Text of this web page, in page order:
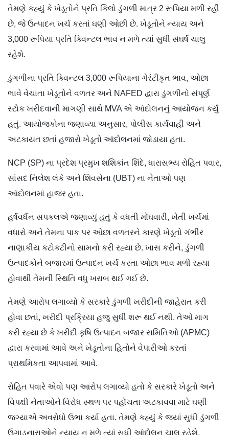
તેમણે કહ્યું કે ખેડૂતોને પ્રતિ કિલો ડુંગળી માત્ર 2 રૂપિયા મળી રહી
છે, જે ઉત્પાદન ખર્ચ કરતાં ઘણી ઓછી છે. ખેડૂતોને ન્યાય અને
3,000 રૂપિયા પ્રતિ ક્વિન્ટલ ભાવ ન મળે ત્યાં સુધી સંઘર્ષ ચાલુ
રહેશે.
ડુંગળીના પ્રતિ ક્વિન્ટલ 3,000 રૂપિયાના ગેરંટીકૃત ભાવ, ઓછા
ભાવે વેચાતા ખેડૂતોને વળતર અને NAFED દ્વારા ડુંગળીનો સંપૂર્ણ
સ્ટોક ખરીદવાની માગણી સાથે MVA એ આંદોલનનું આયોજન કર્યું
હતું. આયોજકોના જણાવ્યા અનુસાર, પોલીસ કાર્યવાહી અને
અટકાયત છતાં હજારો ખેડૂતો આંદોલનમાં જોડાયા હતા.
NCP (SP) ના પ્રદેશ પ્રમુખ શશિકાંત શિંદે, ધારાસભ્ય રોહિત પવાર,
સાંસદ નિલેશ લંકે અને શિવસેના (UBT) ના નેતાઓ પણ
આંદોલનમાં હાજર હતા.
હર્ષવર્ધન સપકલએ જણાવ્યું હતું કે વધતી મોંઘવારી, ખેતી ખર્ચમાં
વધારો અને તેમના પાક પર ઓછા વળતરને કારણે ખેડૂતો ગંભીર
નાણાકીય કટોકટીનો સામનો કરી રહ્યા છે. ખાસ કરીને, ડુંગળી
ઉત્પાદકોને બજારમાં ઉત્પાદન ખર્ચ કરતા ઓછા ભાવ મળી રહ્યા
હોવાથી તેમની સ્થિતિ વધુ ખરાબ થઈ ગઈ છે.
તેમણે આરોપ લગાવ્યો કે સરકારે ડુંગળી ખરીદીની જાહેરાત કરી
હોવા છતાં, ખરીદી પ્રક્રિયા હજુ સુધી શરૂ થઈ નથી. તેઓ માગ
કરી રહ્યા છે કે ખરીદી કૃષિ ઉત્પાદન બજાર સમિતિઓ (APMC)
દ્વારા કરવામાં આવે અને ખેડૂતોના હિતોને વેપારીઓ કરતાં
પ્રાથમિકતા આપવામાં આવે.
રોહિત પવારે એવો પણ આરોપ લગાવ્યો હતો કે સરકારે ખેડૂતો અને
વિપક્ષી નેતાઓને વિરોધ સ્થળ પર પહોંચતા અટકાવવા માટે ઘણી
જગ્યાએ અવરોધો ઉભા કર્યા હતા. તેમણે કહ્યું કે જ્યાં સુધી ડુંગળી
ઉગાડનારાઓને ન્યાય ન મળે ત્યાં સુધી આંદોલન ચાલુ રહેશે.